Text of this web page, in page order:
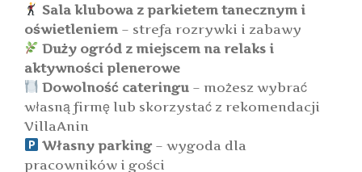
Sala klubowa z parkietem tanecznym i
oświetleniem – strefa rozrywki i zabawy
Duży ogród z miejscem na relaks i
aktywności plenerowe
Dowolność cateringu – możesz wybrać
własną firmę lub skorzystać z rekomendacji
VillaAnin
Własny parking – wygoda dla
pracowników i gości